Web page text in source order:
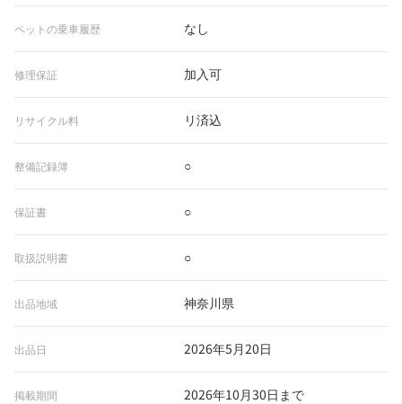
ペットの乗車履歴 なし
修理保証 加入可
リサイクル料 リ済込
整備記録簿 ○
保証書 ○
取扱説明書 ○
出品地域 神奈川県
出品日 2026年5月20日
掲載期間 2026年10月30日まで